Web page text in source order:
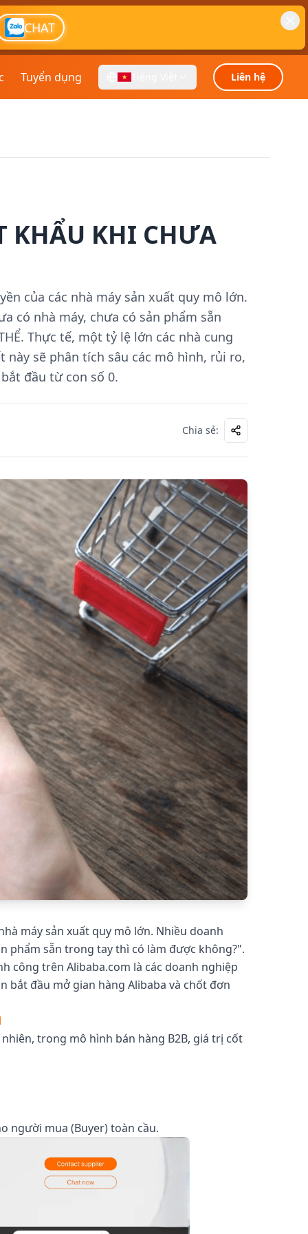
CHAT
Tuyển dụng Liên hệ
KHẨU KHI CHƯA
của các nhà máy sản xuất quy mô lớn.
có nhà máy, chưa có sản phẩm sẵn
Thực tế, một tỷ lệ lớn các nhà cung
sẽ phân tích sâu các mô hình, rủi ro,
đầu từ con số 0.
Chia sẻ:
máy sản xuất quy mô lớn. Nhiều doanh
phẩm sẵn trong tay thì có làm được không?".
công trên Alibaba.com là các doanh nghiệp
bắt đầu mở gian hàng Alibaba và chốt đơn
trong mô hình bán hàng B2B, giá trị cốt
người mua (Buyer) toàn cầu.